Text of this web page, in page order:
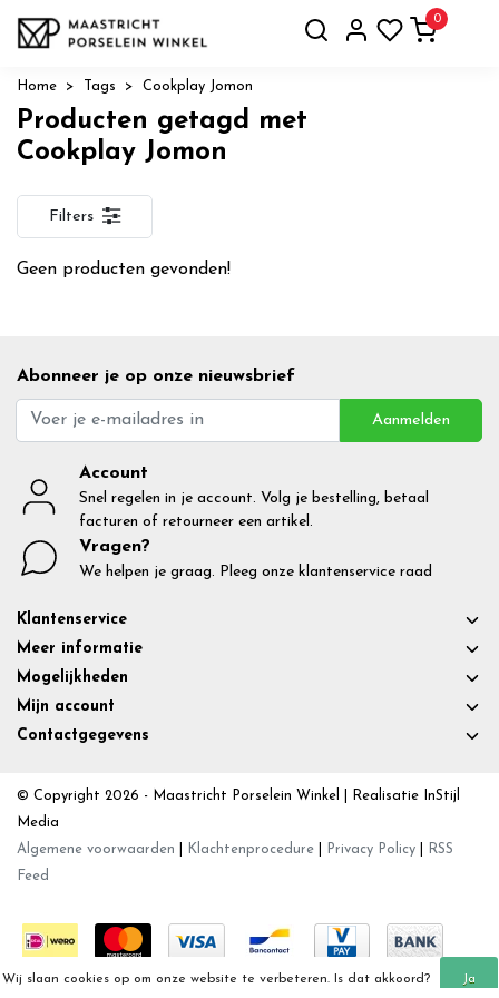
0
Home Tags Cookplay Jomon
Producten getagd met
Cookplay Jomon
Filters
Geen producten gevonden!
Abonneer je op onze nieuwsbrief
Aanmelden
Account
Snel regelen in je account. Volg je bestelling, betaal
facturen of retourneer een artikel.
Vragen?
We helpen je graag. Pleeg onze klantenservice raad
Klantenservice
Meer informatie
Mogelijkheden
Mijn account
Contactgegevens
© Copyright 2026 - Maastricht Porselein Winkel | Realisatie InStijl
Media
Algemene voorwaarden
Klachtenprocedure Privacy Policy
RSS
Feed
Wij slaan cookies op om onze website te verbeteren. Is dat akkoord? Ja